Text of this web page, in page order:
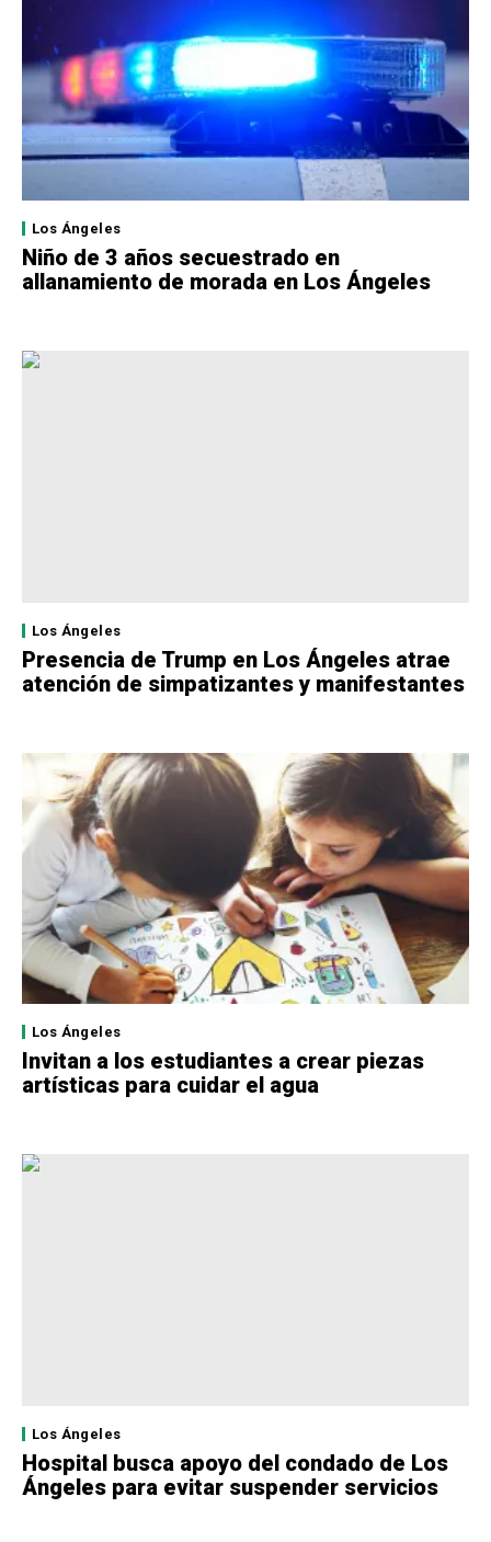
Los Ángeles
Niño de 3 años secuestrado en
allanamiento de morada en Los Ángeles
Los Ángeles
Presencia de Trump en Los Ángeles atrae
atención de simpatizantes y manifestantes
Los Ángeles
Invitan a los estudiantes a crear piezas
artísticas para cuidar el agua
Los Ángeles
Hospital busca apoyo del condado de Los
Ángeles para evitar suspender servicios